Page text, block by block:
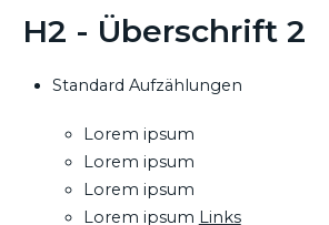
H2 - Überschrift 2
Standard Aufzählungen
Lorem ipsum
Lorem ipsum
Lorem ipsum
Lorem ipsum Links